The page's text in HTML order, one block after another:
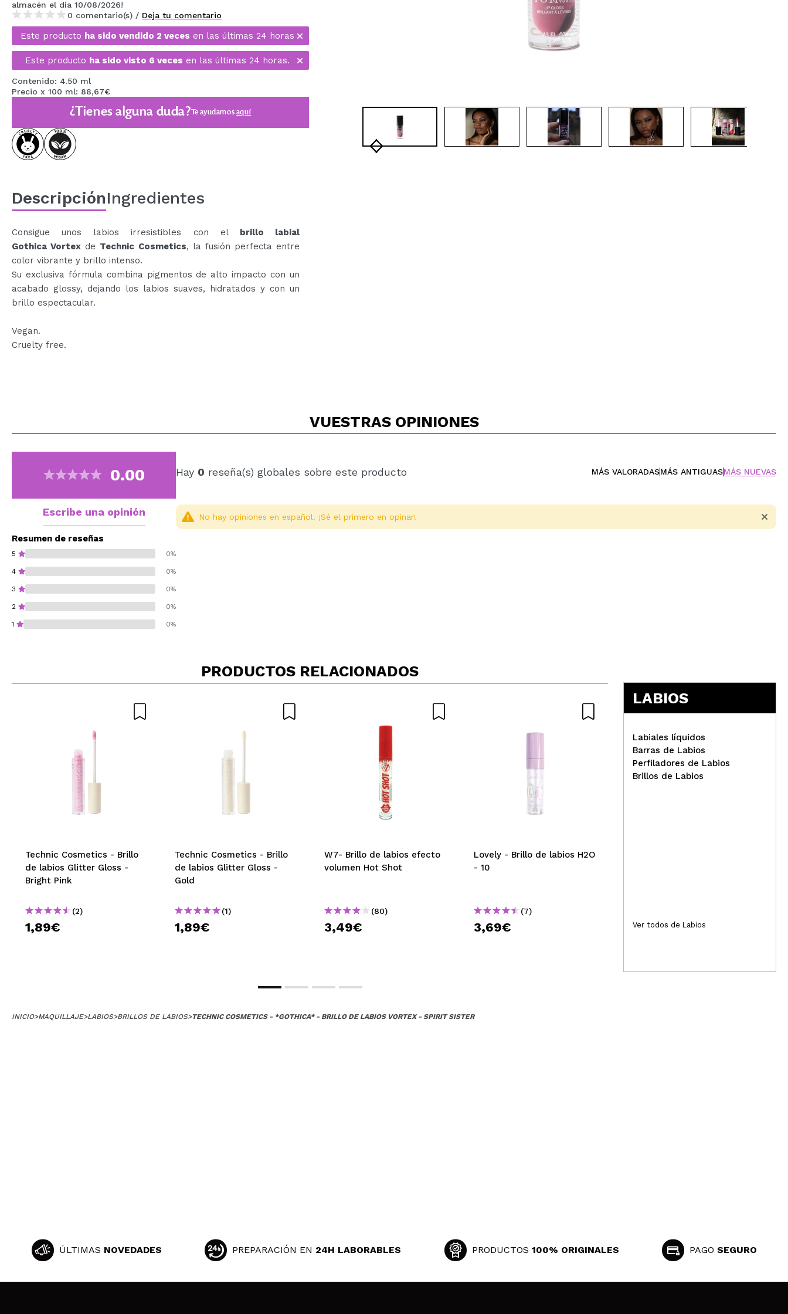
MAQUIFARMA
KOREA ZONE
TRAVEL SIZE
NATURE
OUTLET
PRÓXIMAMENTE
BLOG
CREAR CUENTA
almacén el día 10/08/2026!
0 comentario(s) / Deja tu comentario
Este producto ha sido vendido 2 veces en las últimas 24 horas
Este producto ha sido visto 6 veces en las últimas 24 horas.
Contenido: 4.50 ml
Precio x 100 ml: 88,67€
¿Tienes alguna duda?Te ayudamosaquí
DescripciónIngredientes
Consigue unos labios irresistibles con el brillo labial
Gothica Vortex de Technic Cosmetics, la fusión perfecta entre
color vibrante y brillo intenso.
Su exclusiva fórmula combina pigmentos de alto impacto con un
acabado glossy, dejando los labios suaves, hidratados y con un
brillo espectacular.
Vegan.
Cruelty free.
VUESTRAS OPINIONES
0.00
Escribe una opinión
Resumen de reseñas
5 0%
4 0%
3 0%
2 0%
1 0%
Hay 0 reseña(s) globales sobre este producto MÁS VALORADASMÁS ANTIGUASMÁS NUEVAS
No hay opiniones en español. ¡Sé el primero en opinar!
PRODUCTOS RELACIONADOS
Technic Cosmetics - Brillo
de labios Glitter Gloss -
Bright Pink
(2)
1,89€
Technic Cosmetics - Brillo
de labios Glitter Gloss -
Gold
(1)
1,89€
W7- Brillo de labios efecto
volumen Hot Shot
(80)
3,49€
Lovely - Brillo de labios H2O
- 10
(7)
3,69€ 1,69€
LABIOS
Labiales líquidos
Barras de Labios
Perfiladores de Labios
Brillos de Labios
Ver todos de Labios
INICIO>MAQUILLAJE>LABIOS>BRILLOS DE LABIOS>TECHNIC COSMETICS - *GOTHICA* - BRILLO DE LABIOS VORTEX - SPIRIT SISTER
ÚLTIMAS NOVEDADES PREPARACIÓN EN 24H LABORABLES PRODUCTOS 100% ORIGINALES PAGO SEGURO